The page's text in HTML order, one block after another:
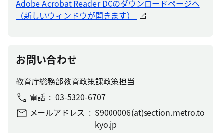
Adobe Acrobat Reader DCのダウンロードページへ
（新しいウィンドウが開きます）
お問い合わせ
教育庁総務部教育政策課政策担当
電話
03-5320-6707
メールアドレス
S9000006(at)section.metro.to
kyo.jp